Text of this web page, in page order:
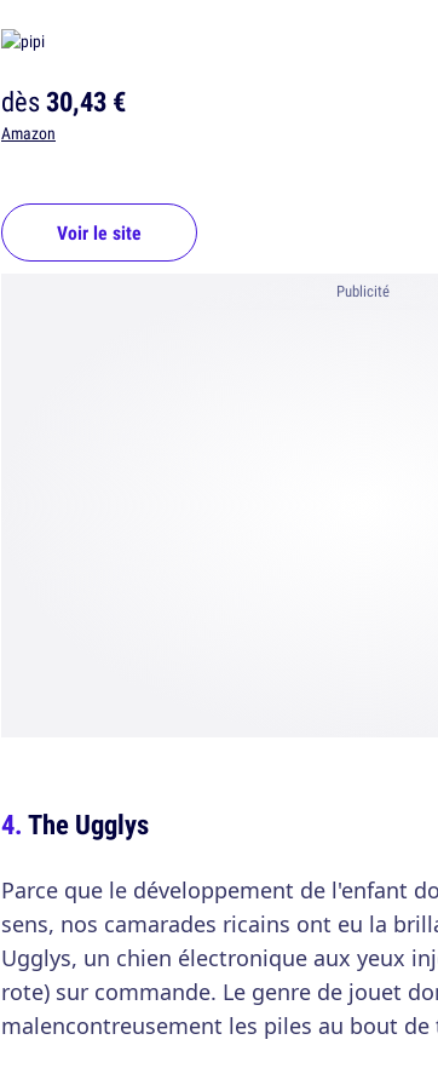
dès30,43 €
Amazon
Voir le site
Publicité
The Ugglys
Parce que le développement de l'enfant
sens, nos camarades ricains ont eu la
Ugglys, un chien électronique aux yeux
rote) sur commande. Le genre de jouet
malencontreusement les piles au bout